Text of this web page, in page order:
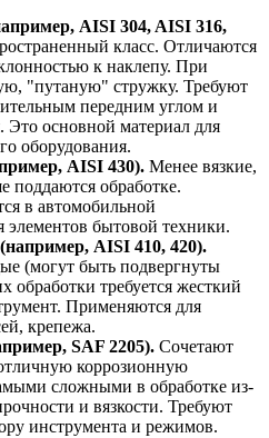
AISI 304, AISI 316,
класс. Отличаются
к наклепу. При
"путаную" стружку. Требуют
передним углом и
Это основной материал для
оборудования.
AISI 430). Менее вязкие,
поддаются обработке.
в автомобильной
бытовой техники.
AISI 410, 420).
(могут быть подвергнуты
обработки требуется жесткий
Применяются для
крепежа.
SAF 2205). Сочетают
коррозионную
сложными в обработке из-
и вязкости. Требуют
инструмента и режимов.